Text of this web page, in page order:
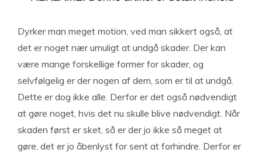
Dyrker man meget motion, ved man sikkert også, at
det er noget nær umuligt at undgå skader. Der kan
være mange forskellige former for skader, og
selvfølgelig er der nogen af dem, som er til at undgå.
Dette er dog ikke alle. Derfor er det også nødvendigt
at gøre noget, hvis det nu skulle blive nødvendigt. Når
skaden først er sket, så er der jo ikke så meget at
gøre, det er jo åbenlyst for sent at forhindre. Derfor er